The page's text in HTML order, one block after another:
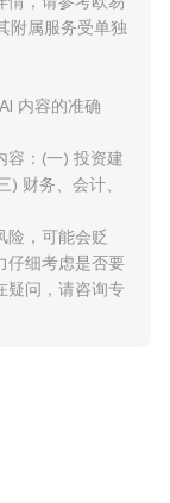
附属服务受单独
内容的准确
容：(一) 投资建
) 财务、会计、
险，可能会贬
仔细考虑是否要
疑问，请咨询专